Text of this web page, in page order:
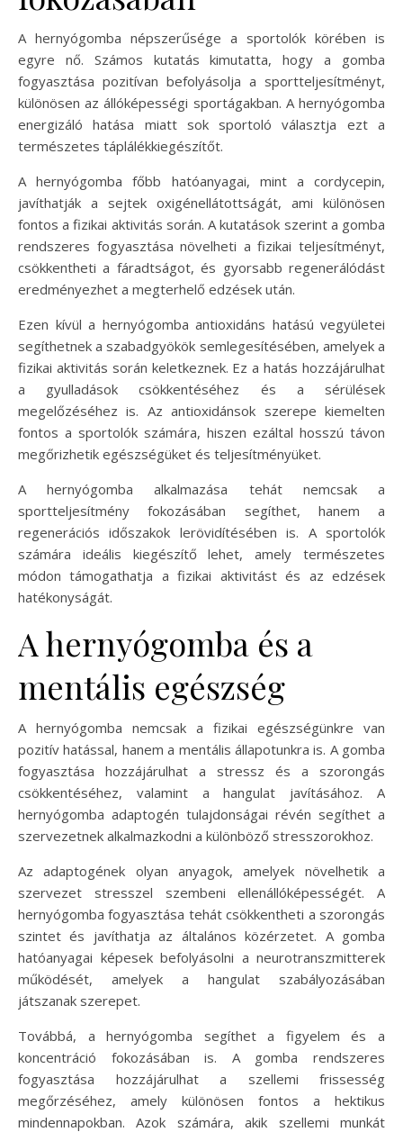
A hernyógomba népszerűsége a sportolók körében is
egyre nő. Számos kutatás kimutatta, hogy a gomba
fogyasztása pozitívan befolyásolja a sportteljesítményt,
különösen az állóképességi sportágakban. A hernyógomba
energizáló hatása miatt sok sportoló választja ezt a
természetes táplálékkiegészítőt.
A hernyógomba főbb hatóanyagai, mint a cordycepin,
javíthatják a sejtek oxigénellátottságát, ami különösen
fontos a fizikai aktivitás során. A kutatások szerint a gomba
rendszeres fogyasztása növelheti a fizikai teljesítményt,
csökkentheti a fáradtságot, és gyorsabb regenerálódást
eredményezhet a megterhelő edzések után.
Ezen kívül a hernyógomba antioxidáns hatású vegyületei
segíthetnek a szabadgyökök semlegesítésében, amelyek a
fizikai aktivitás során keletkeznek. Ez a hatás hozzájárulhat
a gyulladások csökkentéséhez és a sérülések
megelőzéséhez is. Az antioxidánsok szerepe kiemelten
fontos a sportolók számára, hiszen ezáltal hosszú távon
megőrizhetik egészségüket és teljesítményüket.
A hernyógomba alkalmazása tehát nemcsak a
sportteljesítmény fokozásában segíthet, hanem a
regenerációs időszakok lerövidítésében is. A sportolók
számára ideális kiegészítő lehet, amely természetes
módon támogathatja a fizikai aktivitást és az edzések
hatékonyságát.
A hernyógomba és a
mentális egészség
A hernyógomba nemcsak a fizikai egészségünkre van
pozitív hatással, hanem a mentális állapotunkra is. A gomba
fogyasztása hozzájárulhat a stressz és a szorongás
csökkentéséhez, valamint a hangulat javításához. A
hernyógomba adaptogén tulajdonságai révén segíthet a
szervezetnek alkalmazkodni a különböző stresszorokhoz.
Az adaptogének olyan anyagok, amelyek növelhetik a
szervezet stresszel szembeni ellenállóképességét. A
hernyógomba fogyasztása tehát csökkentheti a szorongás
szintet és javíthatja az általános közérzetet. A gomba
hatóanyagai képesek befolyásolni a neurotranszmitterek
működését, amelyek a hangulat szabályozásában
játszanak szerepet.
Továbbá, a hernyógomba segíthet a figyelem és a
koncentráció fokozásában is. A gomba rendszeres
fogyasztása hozzájárulhat a szellemi frissesség
megőrzéséhez, amely különösen fontos a hektikus
mindennapokban. Azok számára, akik szellemi munkát